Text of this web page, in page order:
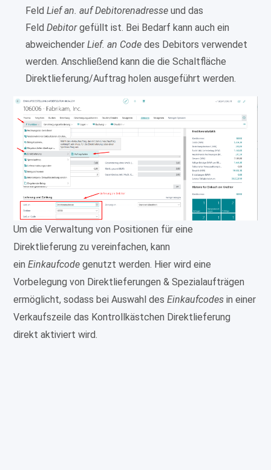
Feld Lief an. auf Debitorenadresse und das
FeldDebitorgefüllt ist. Bei Bedarf kann auch ein
abweichenderLief. an Code des Debitors verwendet
werden. Anschließend kann die die Schaltfläche
Direktlieferung/Auftrag holen ausgeführt werden.
Um die Verwaltung von Positionen für eine
Direktlieferung zu vereinfachen, kann
einEinkaufcode genutzt werden. Hier wird eine
Vorbelegung von Direktlieferungen & Spezialaufträgen
ermöglicht, sodass bei Auswahl desEinkaufcodes in einer
Verkaufszeile das Kontrollkästchen Direktlieferung
direkt aktiviert wird.